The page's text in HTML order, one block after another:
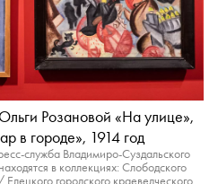
Розановой «На улице»,
в городе», 1914 год
служба Владимиро-Суздальского
в коллекциях: Слободского
городского краеведческого